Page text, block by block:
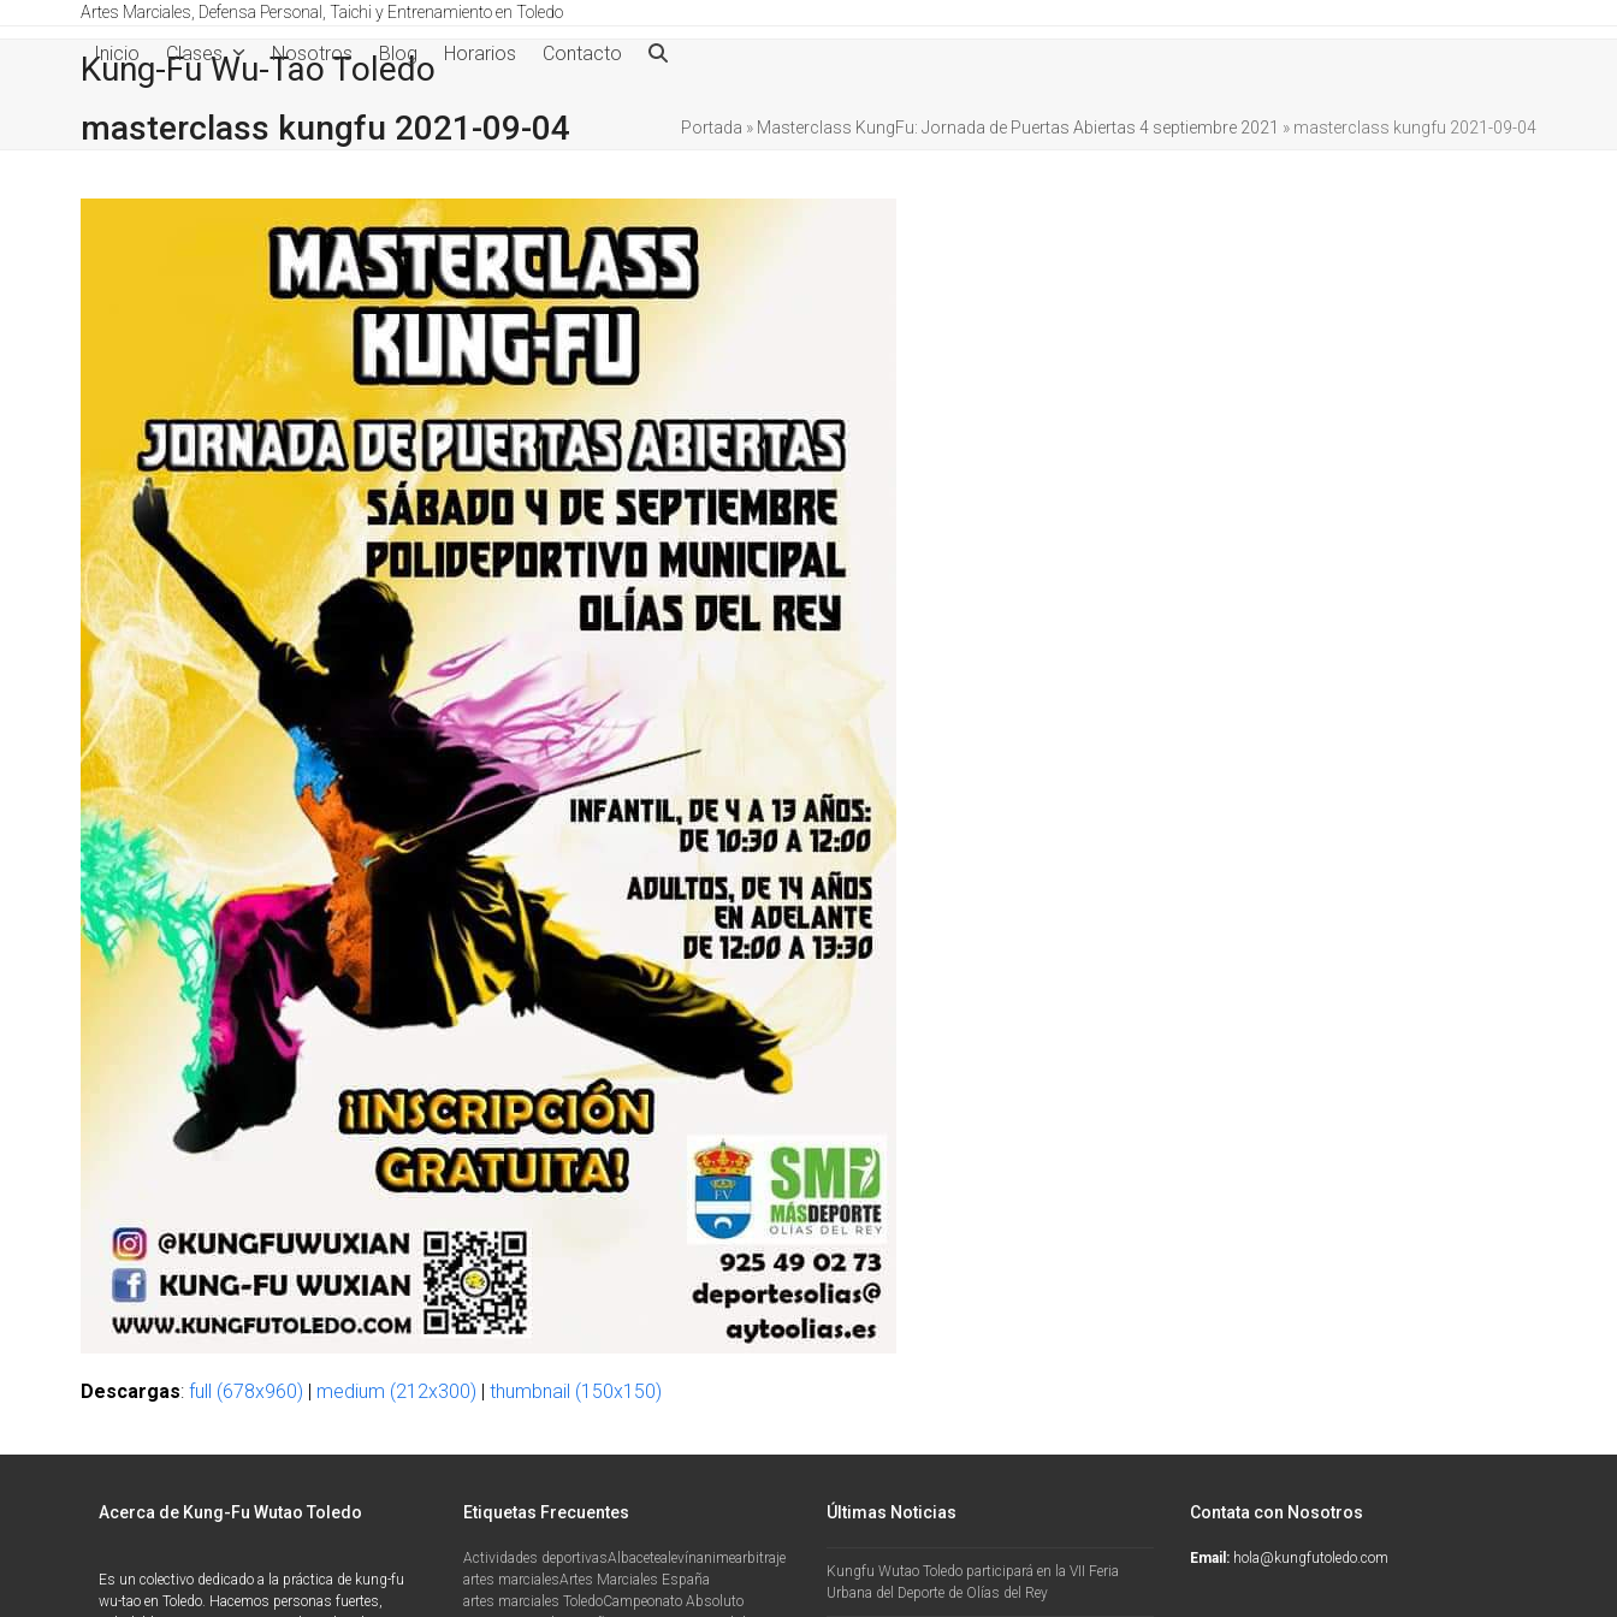
Artes Marciales, Defensa Personal, Taichi y Entrenamiento en Toledo
Kung-Fu Wu-Tao Toledo
Inicio Clases Nosotros Blog Horarios Contacto
masterclass kungfu 2021-09-04 Portada » Masterclass KungFu: Jornada de Puertas Abiertas 4 septiembre 2021 » masterclass kungfu 2021-09-04
Descargas:full (678x960) | medium (212x300) |thumbnail (150x150)
Acerca de Kung-Fu Wutao Toledo
Es un colectivo dedicado a la práctica de kung-fu
wu-tao en Toledo. Hacemos personas fuertes,
Etiquetas Frecuentes
Actividades deportivasAlbacetealevínanimearbitraje
artes marcialesArtes Marciales España
artes marciales ToledoCampeonato Absoluto
Últimas Noticias
Kungfu Wutao Toledo participará en la VII Feria
Urbana del Deporte de Olías del Rey
Contata con Nosotros
Email: hola@kungfutoledo.com